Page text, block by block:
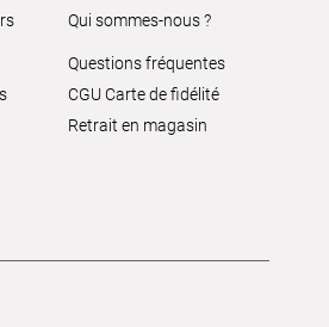
Qui sommes-nous ?
Questions fréquentes
CGU Carte de fidélité
Retrait en magasin